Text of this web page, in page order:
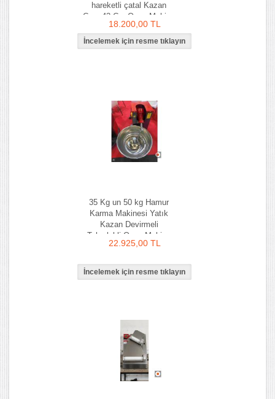
hareketli çatal Kazan
Çapı 43 Cm-Ozay Makina
18.200,00 TL
35 Kg un 50 kg Hamur
Karma Makinesi Yatık
Kazan Devirmeli
Tekerlekli Ozay Makina
22.925,00 TL